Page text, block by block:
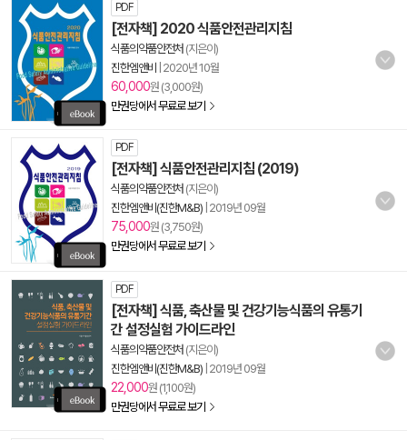
PDF
[전자책] 2020 식품안전관리지침
식품의약품안전처 (지은이)
진한엠앤비
2020년 10월
60,000원 (3,000원)
만권당에서 무료로 보기
PDF
[전자책] 식품안전관리지침 (2019)
식품의약품안전처 (지은이)
진한엠앤비(진한M&B) 2019년 09월
75,000원 (3,750원)
만권당에서 무료로 보기
PDF
[전자책] 식품, 축산물 및 건강기능식품의 유통기
간 설정실험 가이드라인
식품의약품안전처 (지은이)
진한엠앤비(진한M&B) 2019년 09월
22,000원 (1,100원)
만권당에서 무료로 보기